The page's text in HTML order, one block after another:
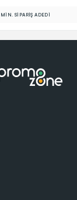
MİN. SİPARİŞ ADEDİ